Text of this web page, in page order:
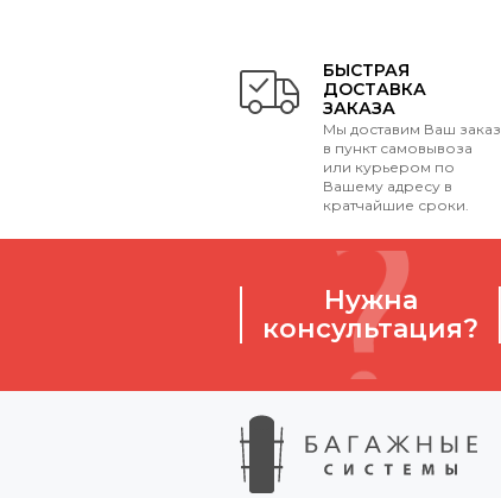
БЫСТРАЯ
ДОСТАВКА
ЗАКАЗА
Мы доставим Ваш заказ
в пункт самовывоза
или курьером по
Вашему адресу в
кратчайшие сроки.
Нужна
консультация?